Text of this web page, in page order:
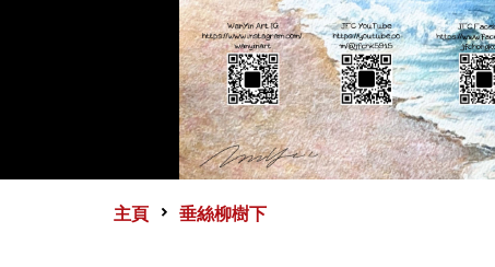
主頁 垂絲柳樹下